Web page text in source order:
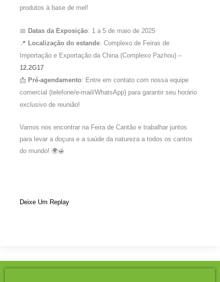
produtos à base de mel!
📅 Datas da Exposição: 1 a 5 de maio de 2025
📍 Localização do estande: Complexo de Feiras de
Importação e Exportação da China (Complexo Pazhou) –
12.2G17
📩 Pré-agendamento: Entre em contato com nossa equipe
comercial (telefone/e-mail/WhatsApp) para garantir seu horário
exclusivo de reunião!
Vamos nos encontrar na Feira de Cantão e trabalhar juntos
para levar a doçura e a saúde da natureza a todos os cantos
do mundo! 🌍🍯
Deixe Um Replay